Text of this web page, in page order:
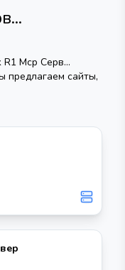
Mcp Серв...
предлагаем сайты,